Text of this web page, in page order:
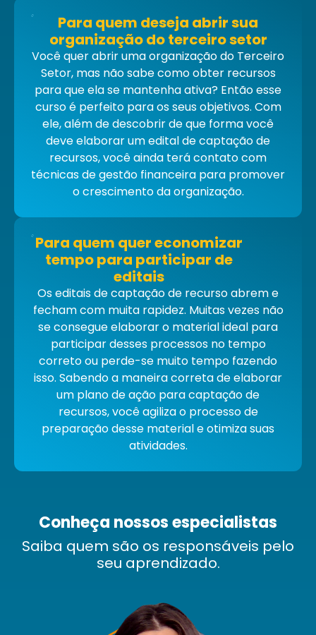
Para quem deseja abrir sua
organização do terceiro setor
Vocêquer abrir uma organização do Terceiro
Setor, mas não sabe como obter recursos
para que ela se mantenha ativa? Então esse
curso é perfeito para os seus objetivos. Com
ele, além de descobrir de que forma você
deve elaborar um edital de captação de
recursos, você ainda terá contato com
técnicas de gestão financeira para promover
o crescimento daorganização.
Para quem quer economizar
tempo para participar de
editais
Os editais de captação de recurso abrem e
fecham com muita rapidez. Muitas vezes não
se consegue elaborar o material ideal para
participar desses processos no tempo
correto ou perde-se muito tempo fazendo
isso. Sabendo a maneira correta de elaborar
um plano de ação para captação de
recursos, vocêagiliza o processo de
preparação desse material e otimiza suas
atividades.
Conheça nossos especialistas
Saiba quem são os responsáveis pelo
seu aprendizado.